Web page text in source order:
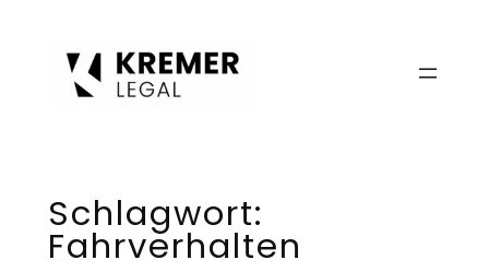
Schlagwort:
Fahrverhalten